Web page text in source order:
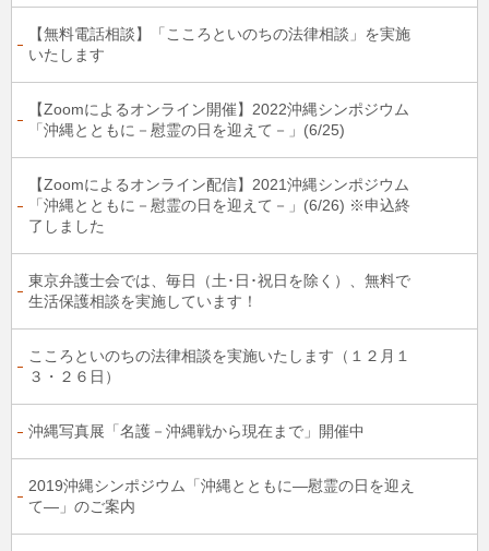
【無料電話相談】「こころといのちの法律相談」を実施
いたします
【Zoomによるオンライン開催】2022沖縄シンポジウム
「沖縄とともに－慰霊の日を迎えて－」(6/25)
【Zoomによるオンライン配信】2021沖縄シンポジウム
「沖縄とともに－慰霊の日を迎えて－」(6/26) ※申込終
了しました
東京弁護士会では、毎日（土･日･祝日を除く）、無料で
生活保護相談を実施しています！
こころといのちの法律相談を実施いたします（１２月１
３・２６日）
沖縄写真展「名護－沖縄戦から現在まで」開催中
2019沖縄シンポジウム「沖縄とともに―慰霊の日を迎え
て―」のご案内